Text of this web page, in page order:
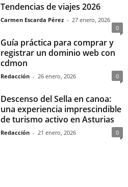
Tendencias de viajes 2026
Carmen Escarda Pérez - 27 enero, 2026
0
Guía práctica para comprar y
registrar un dominio web con
cdmon
Redacción - 26 enero, 2026 0
Descenso del Sella en canoa:
una experiencia imprescindible
de turismo activo en Asturias
Redacción - 21 enero, 2026 0